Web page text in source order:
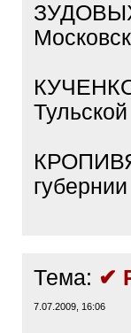
губернии
Тема: ✔
7.07.2009, 16:06